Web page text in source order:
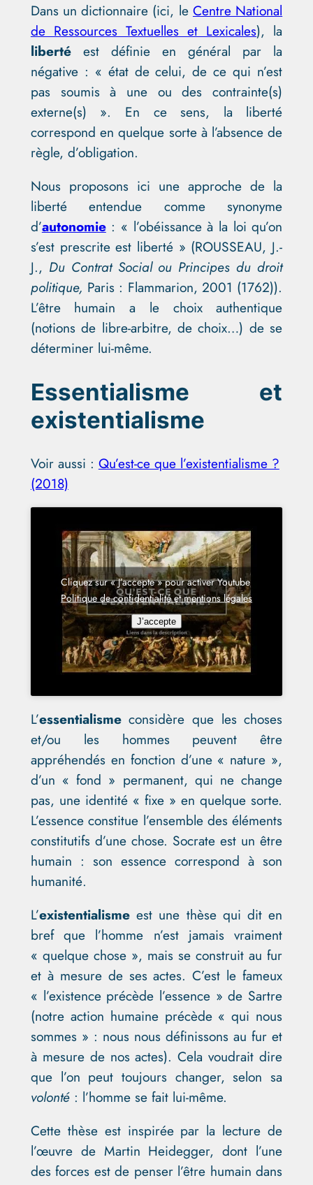
Dans un dictionnaire (ici, le Centre National
de Ressources Textuelles et Lexicales), la
libertéest définie en général par la
négative : « état de celui, de ce qui n’est
pas soumis à une ou des contrainte(s)
externe(s) ». En ce sens, la liberté
correspond en quelque sorte à l’absence de
règle, d’obligation.
Nous proposons ici une approche de la
liberté entendue comme synonyme
d’autonomie : « l’obéissance à la loi qu’on
s’est prescrite est liberté » (ROUSSEAU, J.-
J., Du Contrat Social ou Principes du droit
politique, Paris : Flammarion, 2001 (1762)).
L’être humain a le choix authentique
(notions de libre-arbitre, de choix…) de se
déterminer lui-même.
Essentialisme et
existentialisme
Voir aussi : Qu’est-ce que l’existentialisme ?
(2018)
Cliquez sur « J’accepte » pour activer Youtube
Politique de confidentialité et mentions légales
J’accepte
L’essentialismeconsidère que les choses
et/ou les hommes peuvent être
appréhendés en fonction d’une « nature »,
d’un « fond » permanent, qui ne change
pas, une identité « fixe » en quelque sorte.
L’essence constitue l’ensemble des éléments
constitutifs d’une chose. Socrate est un être
humain : son essence correspond à son
humanité.
L’existentialismeest une thèse qui dit en
bref que l’homme n’est jamais vraiment
« quelque chose », mais se construit au fur
et à mesure de ses actes. C’est le fameux
« l’existence précède l’essence » de Sartre
(notre action humaine précède « qui nous
sommes » : nous nous définissons au fur et
à mesure de nos actes). Cela voudrait dire
que l’on peut toujours changer, selon sa
volonté : l’homme se fait lui-même.
Cette thèse est inspirée par la lecture de
l’œuvre de Martin Heidegger, dont l’une
des forces est de penser l’être humain dans